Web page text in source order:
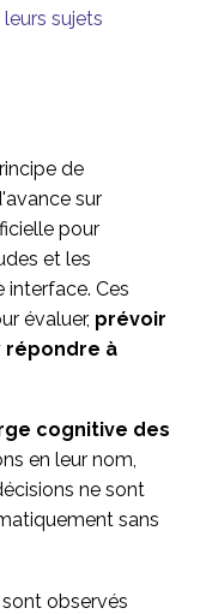
sujets
de
sur
pour
et les
interface. Ces
évaluer, prévoir
répondre à
cognitive des
en leur nom,
ne sont
sans
observés